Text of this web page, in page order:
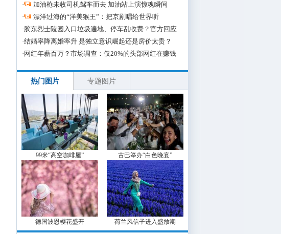
·
加油枪未收司机驾车而去 加油站上演惊魂瞬间
·
漂洋过海的“洋美猴王”：把京剧唱给世界听
·胶东烈士陵园入口垃圾遍地、停车乱收费？官方回应
·结婚率降离婚率升 是独立意识崛起还是房价太贵？
· 网红年薪百万？市场调查：仅20%的头部网红在赚钱
热门图片 专题图片
99米“高空咖啡屋” 古巴举办“白色晚宴”
德国波恩樱花盛开 荷兰风信子进入盛放期